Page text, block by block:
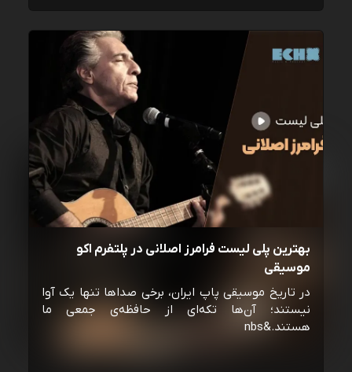
بهترین پلی لیست فرامرز اصلانی در پلتفرم اکو
موسیقی
در تاریخ موسیقی پاپ ایران، برخی صداها تنها یک آوا
نیستند؛ آن‌ها تکه‌ای از حافظه‌ی جمعی ما
هستند.&nbs